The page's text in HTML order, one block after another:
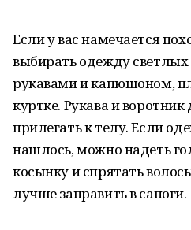
Если у вас намечается
выбирать одежду
рукавами и капюшоном,
куртке. Рукава и
прилегать к телу. Если
нашлось, можно надеть
косынку и спрятать
лучше заправить в сапоги.